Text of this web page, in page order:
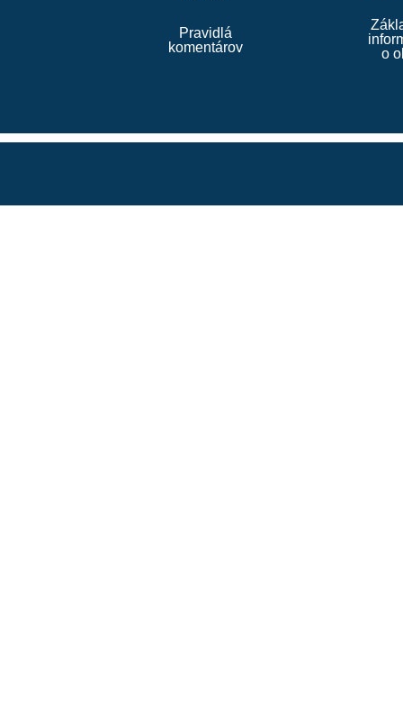
Pravidlá
komentárov
o